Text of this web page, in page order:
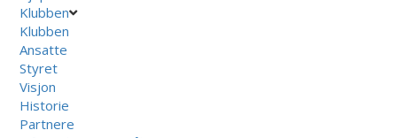
Klubben
Klubben
Ansatte
Styret
Visjon
Historie
Partnere